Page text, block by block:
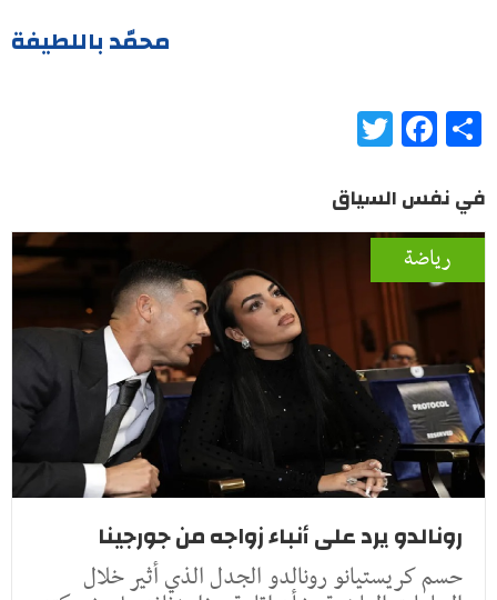
محمّد باللطيفة
Share
Facebook
في نفس السياق
رياضة
رونالدو يرد على أنباء زواجه من جورجينا
حسم كريستيانو رونالدو الجدل الذي أثير خلال